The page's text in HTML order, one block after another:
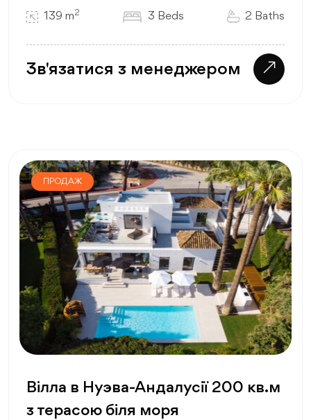
139 m2 3 Beds 2 Baths
Зв'язатися з менеджером
ПРОДАЖ
Вілла в Нуэва-Андалусії 200 кв.м
з терасою біля моря